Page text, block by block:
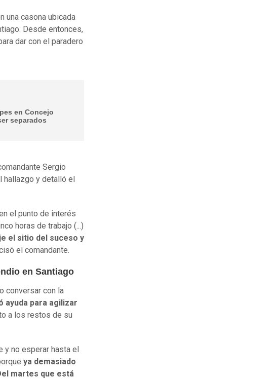
una casona ubicada
Desde entonces,
dar con el paradero
en Concejo
separados
Sergio
hallazgo y detalló el
el punto de interés
horas de trabajo (...)
el sitio del suceso y
el comandante.
en Santiago
conversar con la
ayuda para agilizar
a los restos de su
y no esperar hasta el
ya demasiado
martes que está